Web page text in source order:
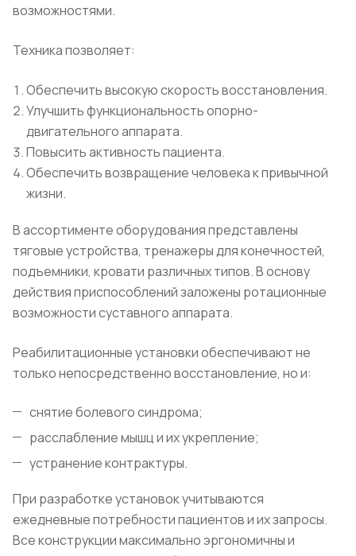
возможностями.
Техника позволяет:
Обеспечить высокую скорость восстановления.
Улучшить функциональность опорно-
двигательного аппарата.
Повысить активность пациента.
Обеспечить возвращение человека к привычной
жизни.
В ассортименте оборудования представлены
тяговые устройства, тренажеры для конечностей,
подъемники, кровати различных типов. В основу
действия приспособлений заложены ротационные
возможности суставного аппарата.
Реабилитационные установки обеспечивают не
только непосредственно восстановление, но и:
снятие болевого синдрома;
расслабление мышц и их укрепление;
устранение контрактуры.
При разработке установок учитываются
ежедневные потребности пациентов и их запросы.
Все конструкции максимально эргономичны и